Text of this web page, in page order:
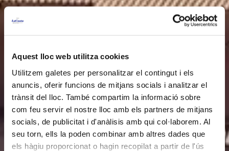
Aquest lloc web utilitza cookies
Utilitzem galetes per personalitzar el contingut i els
anuncis, oferir funcions de mitjans socials i analitzar el
trànsit del lloc. També compartim la informació sobre
com feu servir el nostre lloc amb els partners de mitjans
socials, de publicitat i d'anàlisis amb qui col·laborem. Al
seu torn, ells la poden combinar amb altres dades que
els hàgiu proporcionat o hagin recopilat a partir de l'ús